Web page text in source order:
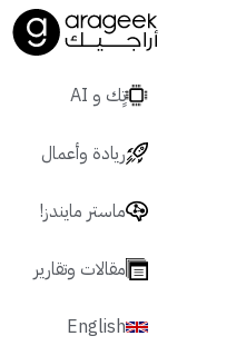
تٍك و AI
ريادة وأعمال
ماستر مايندز!
مقالات وتقارير
English